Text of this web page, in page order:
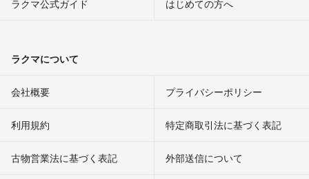
ラクマ公式ガイド はじめての方へ
ラクマについて
会社概要 プライバシーポリシー
利用規約 特定商取引法に基づく表記
古物営業法に基づく表記 外部送信について